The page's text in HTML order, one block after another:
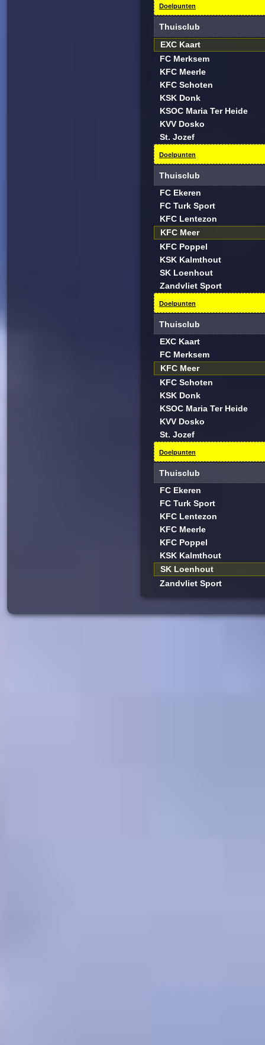
Doelpunten
Thuisclub
EXC Kaart
FC Merksem
KFC Meerle
KFC Schoten
KSK Donk
KSOC Maria Ter Heide
KVV Dosko
St. Jozef
Doelpunten
Thuisclub
FC Ekeren
FC Turk Sport
KFC Lentezon
KFC Meer
KFC Poppel
KSK Kalmthout
SK Loenhout
Zandvliet Sport
Doelpunten
Thuisclub
EXC Kaart
FC Merksem
KFC Meer
KFC Schoten
KSK Donk
KSOC Maria Ter Heide
KVV Dosko
St. Jozef
Doelpunten
Thuisclub
FC Ekeren
FC Turk Sport
KFC Lentezon
KFC Meerle
KFC Poppel
KSK Kalmthout
SK Loenhout
Zandvliet Sport